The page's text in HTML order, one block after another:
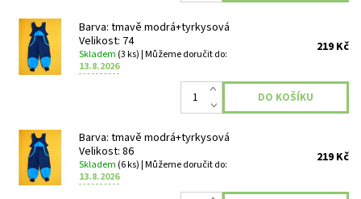
Barva: tmavě modrá+tyrkysová
Velikost: 74
Skladem (3 ks)| Můžeme doručit do:
13.8.2026
219 Kč
Barva: tmavě modrá+tyrkysová
Velikost: 86
Skladem (6 ks)| Můžeme doručit do:
13.8.2026
219 Kč